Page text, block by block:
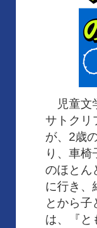
児童文
サトクリ
が、2歳
り、車
のほとん
に行き、
とから子
は、『と